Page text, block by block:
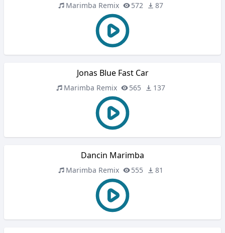
Marimba Remix 572 87
Jonas Blue Fast Car
Marimba Remix 565 137
Dancin Marimba
Marimba Remix 555 81